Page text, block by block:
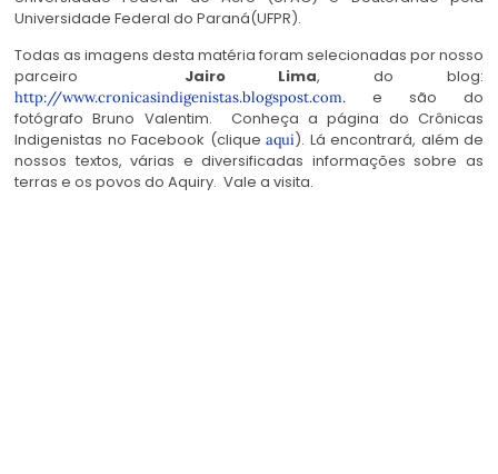
Universidade Federal do Paraná(UFPR).
Todas as imagens desta matéria foram selecionadas por nosso
parceiro Jairo Lima, do blog:
http://www.cronicasindigenistas.blogspost.com. e são do
fotógrafo Bruno Valentim. Conheça a página do Crônicas
Indigenistas no Facebook (clique aqui). Lá encontrará, além de
nossos textos, várias e diversificadas informações sobre as
terras e os povos do Aquiry. Vale a visita.